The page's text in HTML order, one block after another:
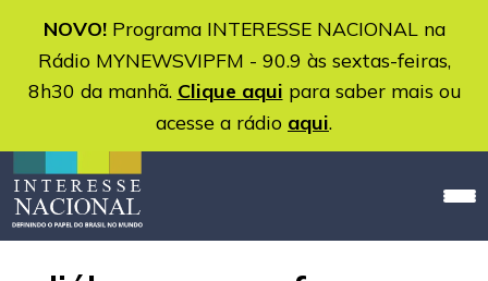
NOVO!Programa INTERESSE NACIONAL na
Rádio MYNEWSVIPFM - 90.9 às sextas-feiras,
8h30 da manhã. Clique aqui para saber mais ou
acesse a rádio aqui.